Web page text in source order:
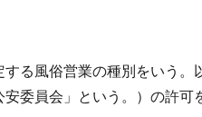
する風俗営業の種別をいう。
委員会」という。）の許可